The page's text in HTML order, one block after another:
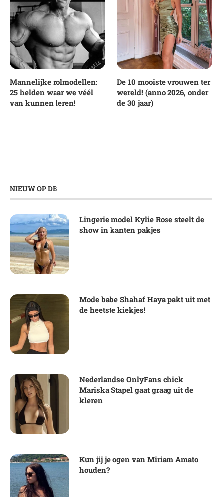
Mannelijke rolmodellen:
25 helden waar we véél
van kunnen leren!
De 10 mooiste vrouwen ter
wereld! (anno 2026, onder
de 30 jaar)
NIEUW OP DB
Lingerie model Kylie Rose steelt de
show in kanten pakjes
Mode babe Shahaf Haya pakt uit met
de heetste kiekjes!
Nederlandse OnlyFans chick
Mariska Stapel gaat graag uit de
kleren
Kun jij je ogen van Miriam Amato
houden?